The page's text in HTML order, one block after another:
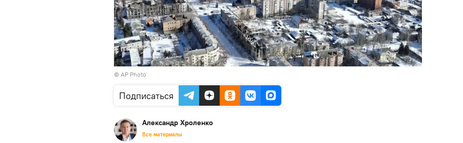
© AP Photo
Подписаться
Александр Хроленко
Все материалы